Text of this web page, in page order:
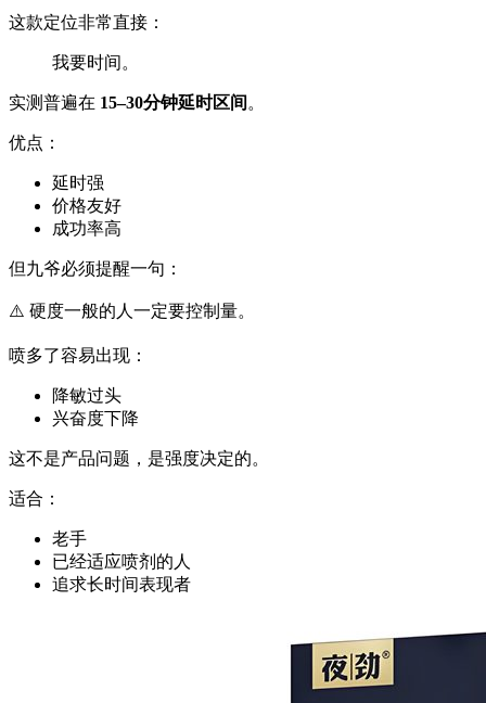
这款定位非常直接：
我要时间。
实测普遍在 15–30分钟延时区间 。
优点：
延时强
价格友好
成功率高
但九爷必须提醒一句：
⚠️ 硬度一般的人一定要控制量。
喷多了容易出现：
降敏过头
兴奋度下降
这不是产品问题，是强度决定的。
适合：
老手
已经适应喷剂的人
追求长时间表现者